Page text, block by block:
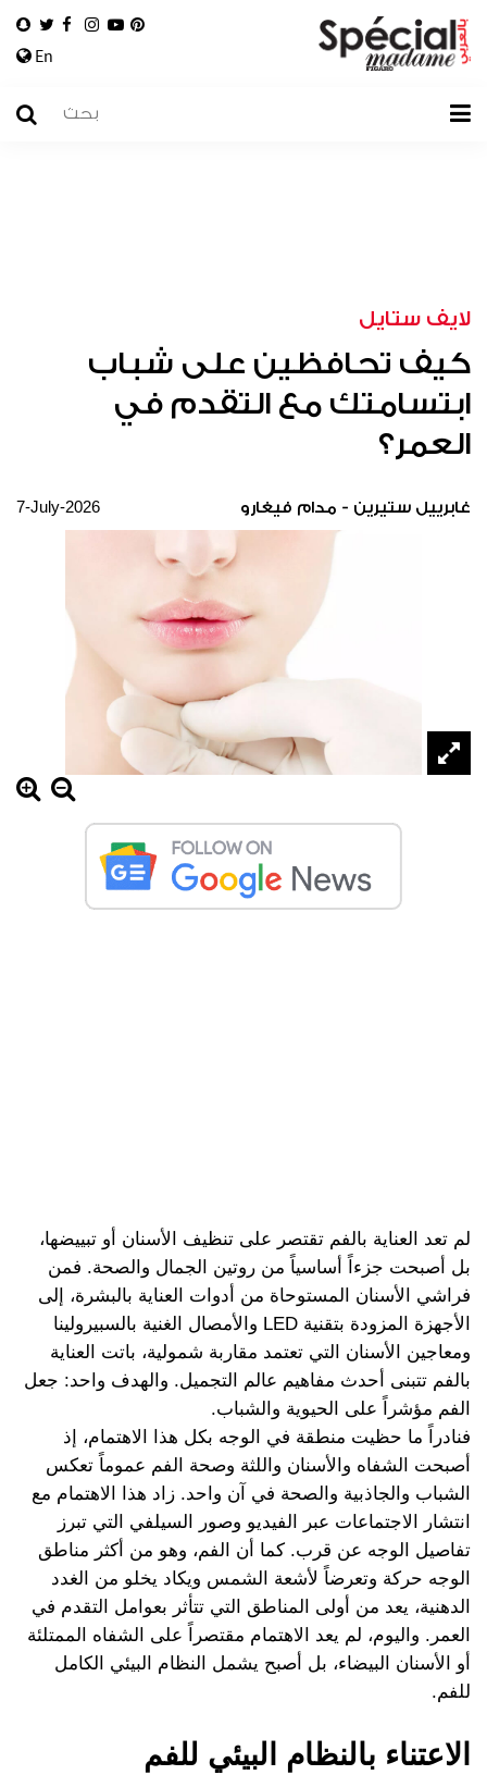
En
لايف ستايل
كيف تحافظين على شباب
ابتسامتك مع التقدم في
العمر؟
غابرييل ستيرين - مدام فيغارو 7-July-2026
لم تعد العناية بالفم تقتصر على تنظيف الأسنان أو تبييضها،
بل أصبحت جزءاً أساسياً من روتين الجمال والصحة. فمن
فراشي الأسنان المستوحاة من أدوات العناية بالبشرة، إلى
الأجهزة المزودة بتقنية LED والأمصال الغنية بالسبيرولينا
ومعاجين الأسنان التي تعتمد مقاربة شمولية، باتت العناية
بالفم تتبنى أحدث مفاهيم عالم التجميل. والهدف واحد: جعل
الفم مؤشراً على الحيوية والشباب.
فنادراً ما حظيت منطقة في الوجه بكل هذا الاهتمام، إذ
أصبحت الشفاه والأسنان واللثة وصحة الفم عموماً تعكس
الشباب والجاذبية والصحة في آن واحد. زاد هذا الاهتمام مع
انتشار الاجتماعات عبر الفيديو وصور السيلفي التي تبرز
تفاصيل الوجه عن قرب. كما أن الفم، وهو من أكثر مناطق
الوجه حركة وتعرضاً لأشعة الشمس ويكاد يخلو من الغدد
الدهنية، يعد من أولى المناطق التي تتأثر بعوامل التقدم في
العمر. واليوم، لم يعد الاهتمام مقتصراً على الشفاه الممتلئة
أو الأسنان البيضاء، بل أصبح يشمل النظام البيئي الكامل
للفم.
الاعتناء بالنظام البيئي للفم